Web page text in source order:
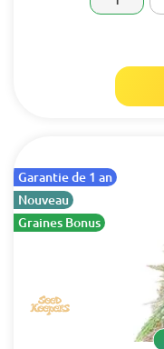
Garantie de 1 an
Nouveau
Graines Bonus